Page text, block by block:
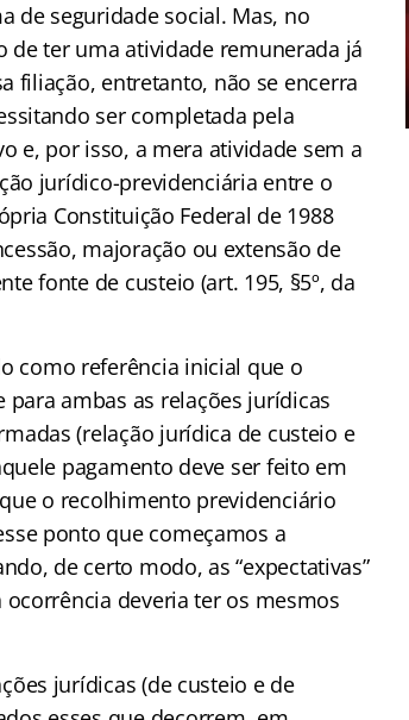
de seguridade social. Mas, no
ter uma atividade remunerada já
filiação, entretanto, não se encerra
ser completada pela
e, por isso, a mera atividade sem a
jurídico-previdenciária entre o
Constituição Federal de 1988
majoração ou extensão de
fonte de custeio (art. 195, §5º, da
como referência inicial que o
ambas as relações jurídicas
(relação jurídica de custeio e
pagamento deve ser feito em
o recolhimento previdenciário
ponto que começamos a
de certo modo, as “expectativas”
ocorrência deveria ter os mesmos
jurídicas (de custeio e de